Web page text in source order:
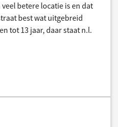
betere locatie is en dat
best wat uitgebreid
tot 13 jaar, daar staat n.l.